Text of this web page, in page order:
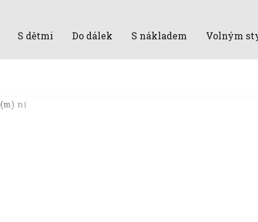
S dětmi Do dálek S nákladem Volným